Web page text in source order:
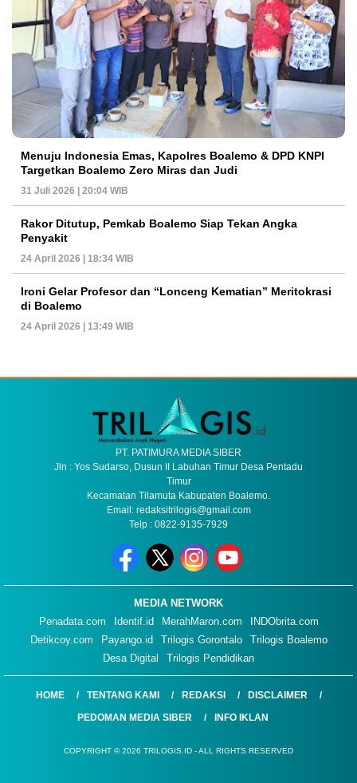
Menuju Indonesia Emas, Kapolres Boalemo & DPD KNPI
Targetkan Boalemo Zero Miras dan Judi
31 Juli 2026 | 20:04 WIB
Rakor Ditutup, Pemkab Boalemo Siap Tekan Angka
Penyakit
24 April 2026 | 18:34 WIB
Ironi Gelar Profesor dan “Lonceng Kematian” Meritokrasi
di Boalemo
24 April 2026 | 13:49 WIB
PT. PATIMURA MEDIA SIBER
Jln : Yos Sudarso, Dusun II Labuhan Timur Desa Pentadu
Timur
Kecamatan Tilamuta Kabupaten Boalemo.
Email: redaksitrilogis@gmail.com
Telp : 0822-9135-7929
MEDIA NETWORK
Penadata.com
Identif.id MerahMaron.com
INDObrita.com
Detikcoy.com
Payango.id Trilogis Gorontalo
Trilogis Boalemo
Desa Digital
Trilogis Pendidikan
HOME TENTANG KAMI REDAKSI
DISCLAIMER
PEDOMAN MEDIA SIBER
INFO IKLAN
COPYRIGHT © 2026 TRILOGIS.ID - ALL RIGHTS RESERVED